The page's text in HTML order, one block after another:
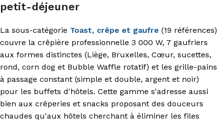
petit-déjeuner
La sous-catégorie Toast, crêpe et gaufre (19 références)
couvre la crêpière professionnelle 3 000 W, 7 gaufriers
aux formes distinctes (Liège, Bruxelles, Cœur, sucettes,
rond, corn dog et Bubble Waffle rotatif) et les grille-pains
à passage constant (simple et double, argent et noir)
pour les buffets d'hôtels. Cette gamme s'adresse aussi
bien aux crêperies et snacks proposant des douceurs
chaudes qu'aux hôtels cherchant à éliminer les files